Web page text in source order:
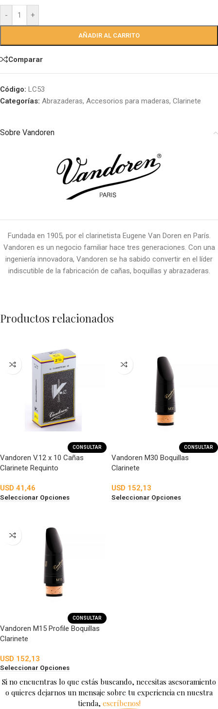
- +
AÑADIR AL CARRITO
Comparar
Código: LC53
Categorías: Abrazaderas, Accesorios para maderas, Clarinete
Sobre Vandoren
Fundada en 1905, por el clarinetista Eugene Van Doren en París.
Vandoren es un negocio familiar hace tres generaciones. Con una
ingeniería innovadora, Vandoren se ha sabido convertir en el líder
indiscutible de la fabricación de cañas, boquillas y abrazaderas.
Productos relacionados
CONSULTAR
Vandoren V.12 x 10 Cañas
Clarinete Requinto
USD 41,46
Seleccionar Opciones
CONSULTAR
Vandoren M30 Boquillas
Clarinete
USD 152,13
Seleccionar Opciones
CONSULTAR
Vandoren M15 Profile Boquillas
Clarinete
USD 152,13
Seleccionar Opciones
Si no encuentras lo que estás buscando, necesitas asesoramiento
o quieres dejarnos un mensaje sobre tu experiencia en nuestra
tienda, escríbenos!